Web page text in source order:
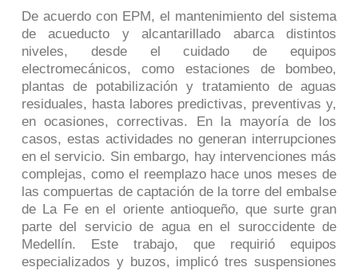
De acuerdo con EPM, el mantenimiento del sistema
de acueducto y alcantarillado abarca distintos
niveles, desde el cuidado de equipos
electromecánicos, como estaciones de bombeo,
plantas de potabilización y tratamiento de aguas
residuales, hasta labores predictivas, preventivas y,
en ocasiones, correctivas. En la mayoría de los
casos, estas actividades no generan interrupciones
en el servicio. Sin embargo, hay intervenciones más
complejas, como el reemplazo hace unos meses de
las compuertas de captación de la torre del embalse
de La Fe en el oriente antioqueño, que surte gran
parte del servicio de agua en el suroccidente de
Medellín. Este trabajo, que requirió equipos
especializados y buzos, implicó tres suspensiones